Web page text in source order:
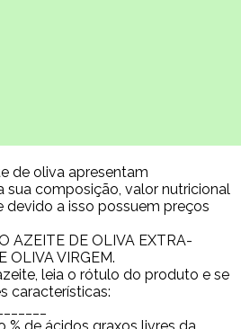
de oliva apresentam
sua composição, valor nutricional
devido a isso possuem preços
AZEITE DE OLIVA EXTRA-
OLIVA VIRGEM.
leia o rótulo do produto e se
características:
% de ácidos graxos livres da